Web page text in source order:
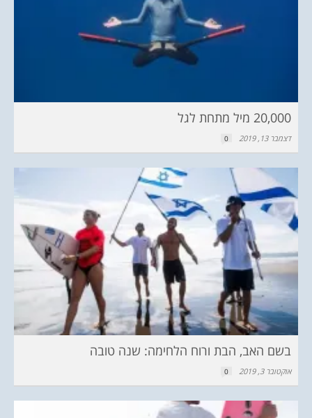
20,000 מיל מתחת לגל
דצמבר 13, 2019 0
בשם האב, הבת ורוח הלחימה: שנה טובה
אוקטובר 3, 2019 0